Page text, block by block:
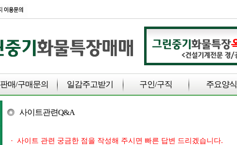
판매/구매문의 일감주고받기 구인/구직 주요양식
사이트관련Q&A
· 사이트 관련 궁금한 점을 작성해 주시면 빠른 답변 드리겠습니다.